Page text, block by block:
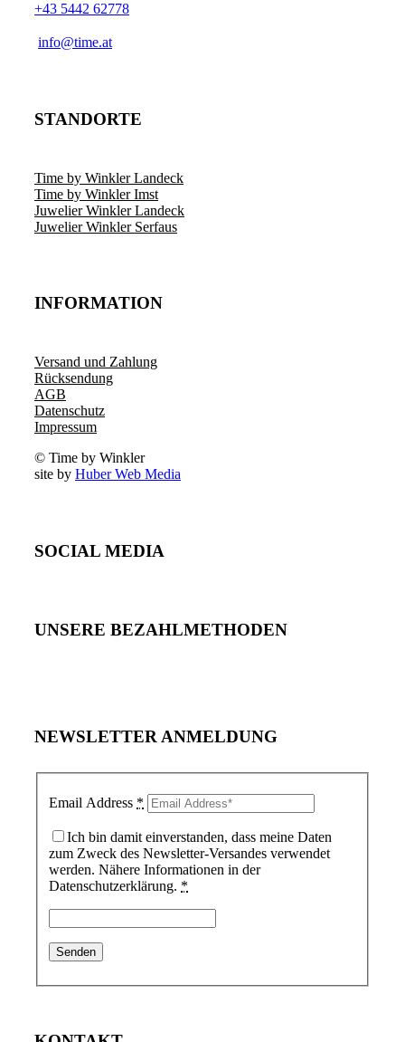
+43 5442 62778
­info@time.at
STANDORTE
Time by Winkler Landeck
Time by Winkler Imst
Juwelier Winkler Landeck
Juwelier Winkler Serfaus
INFORMATION
Versand und Zahlung
Rücksendung
AGB
Datenschutz
Impressum
© Time by Winkler
site by Huber Web Media
SOCIAL MEDIA
UNSERE BEZAHLMETHODEN
NEWSLETTER ANMELDUNG
Email Address *
Ich bin damit einverstanden, dass meine Daten
zum Zweck des Newsletter-Versandes verwendet
werden. Nähere Informationen in der
Datenschutzerklärung. *